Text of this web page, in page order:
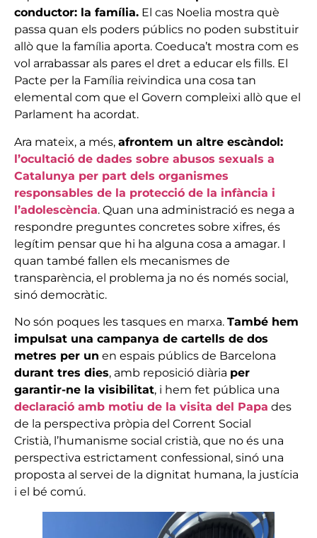
conductor: la família. El cas Noelia mostra què
passa quan els poders públics no poden substituir
allò que la família aporta. Coeduca’t mostra com es
vol arrabassar als pares el dret a educar els fills. El
Pacte per la Família reivindica una cosa tan
elemental com que el Govern compleixi allò que el
Parlament ha acordat.
Ara mateix, a més, afrontem un altre escàndol:
l’ocultació de dades sobre abusos sexuals a
Catalunya per part dels organismes
responsables de la protecció de la infància i
l’adolescència. Quan una administració es nega a
respondre preguntes concretes sobre xifres, és
legítim pensar que hi ha alguna cosa a amagar. I
quan també fallen els mecanismes de
transparència, el problema ja no és només social,
sinó democràtic.
No són poques les tasques en marxa. També hem
impulsat una campanya de cartells de dos
metres per un en espais públics de Barcelona
durant tres dies, amb reposició diària per
garantir-ne la visibilitat, i hem fet pública una
declaració amb motiu de la visita del Papa des
de la perspectiva pròpia del Corrent Social
Cristià, l’humanisme social cristià, que no és una
perspectiva estrictament confessional, sinó una
proposta al servei de la dignitat humana, la justícia
i el bé comú.